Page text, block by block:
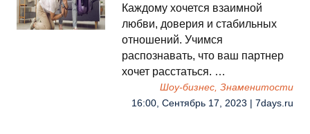
Каждому хочется взаимной
любви, доверия и стабильных
отношений. Учимся
распознавать, что ваш партнер
хочет расстаться. …
Шоу-бизнес, Знаменитости
16:00, Сентябрь 17, 2023 | 7days.ru